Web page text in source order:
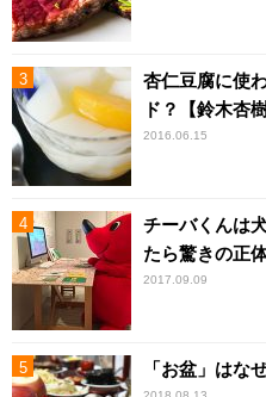
杏仁豆腐に使
ド？【鈴木杏
2016.06.15
チーバくんは
たら驚きの正
2017.09.09
「お盆」はな